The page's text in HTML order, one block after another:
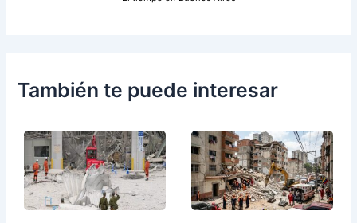
También te puede interesar